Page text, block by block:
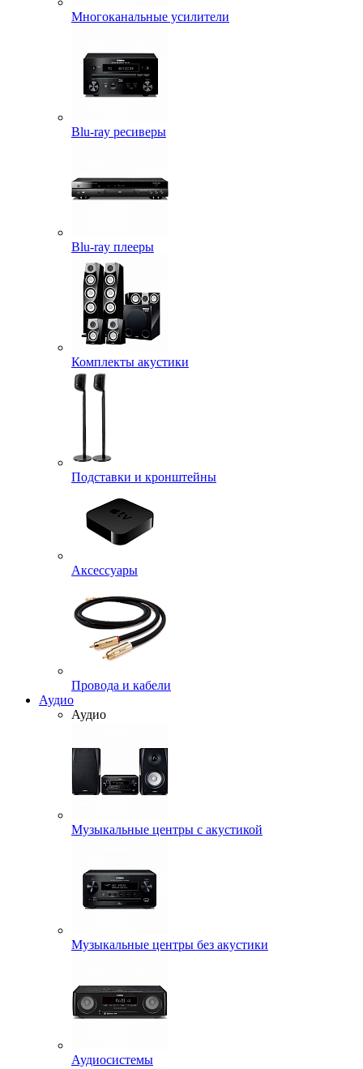
Многоканальные усилители
Blu-ray ресиверы
Blu-ray плееры
Комплекты акустики
Подставки и кронштейны
Аксессуары
Провода и кабели
Аудио
Аудио
Музыкальные центры с акустикой
Музыкальные центры без акустики
Аудиосистемы